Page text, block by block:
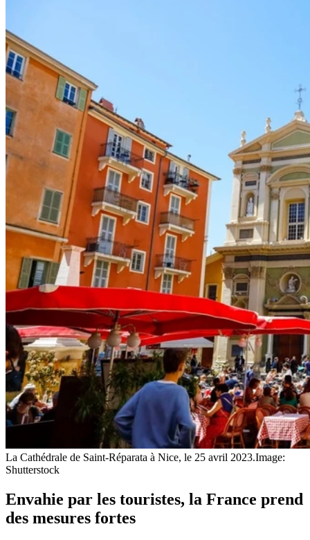
La Cathédrale de Saint-Réparata à Nice, le 25 avril 2023.Image:
Shutterstock
Envahie par les touristes, la France prend
des mesures fortes